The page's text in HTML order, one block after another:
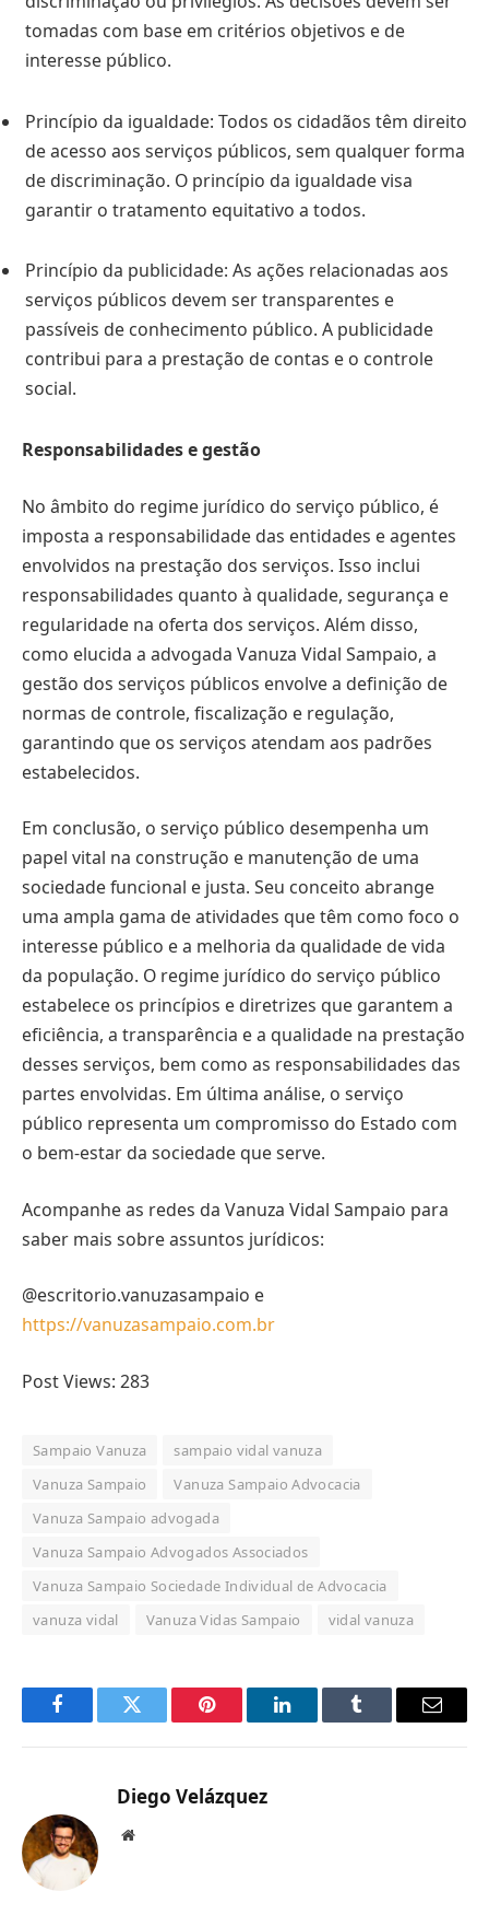
tomadas com base em critérios objetivos e de
interesse público.
Princípio da igualdade: Todos os cidadãos têm direito
de acesso aos serviços públicos, sem qualquer forma
de discriminação. O princípio da igualdade visa
garantir o tratamento equitativo a todos.
Princípio da publicidade: As ações relacionadas aos
serviços públicos devem ser transparentes e
passíveis de conhecimento público. A publicidade
contribui para a prestação de contas e o controle
social.
Responsabilidades e gestão
No âmbito do regime jurídico do serviço público, é
imposta a responsabilidade das entidades e agentes
envolvidos na prestação dos serviços. Isso inclui
responsabilidades quanto à qualidade, segurança e
regularidade na oferta dos serviços. Além disso,
como elucida a advogada Vanuza Vidal Sampaio, a
gestão dos serviços públicos envolve a definição de
normas de controle, fiscalização e regulação,
garantindo que os serviços atendam aos padrões
estabelecidos.
Em conclusão, o serviço público desempenha um
papel vital na construção e manutenção de uma
sociedade funcional e justa. Seu conceito abrange
uma ampla gama de atividades que têm como foco o
interesse público e a melhoria da qualidade de vida
da população. O regime jurídico do serviço público
estabelece os princípios e diretrizes que garantem a
eficiência, a transparência e a qualidade na prestação
desses serviços, bem como as responsabilidades das
partes envolvidas. Em última análise, o serviço
público representa um compromisso do Estado com
o bem-estar da sociedade que serve.
Acompanhe as redes da Vanuza Vidal Sampaio para
saber mais sobre assuntos jurídicos:
@escritorio.vanuzasampaio e
https://vanuzasampaio.com.br
Post Views: 283
Sampaio Vanuza
sampaio vidal vanuza
Vanuza Sampaio
Vanuza Sampaio Advocacia
Vanuza Sampaio advogada
Vanuza Sampaio Advogados Associados
Vanuza Sampaio Sociedade Individual de Advocacia
vanuza vidal
Vanuza Vidas Sampaio vidal vanuza
FacebookTwitter Pinterest LinkedInTumblr Email
Diego Velázquez
Website